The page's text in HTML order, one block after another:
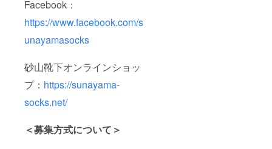
Facebook：
https://www.facebook.com/s
unayamasocks
砂山靴下オンラインショッ
プ： https://sunayama-
socks.net/
＜募集方式について＞